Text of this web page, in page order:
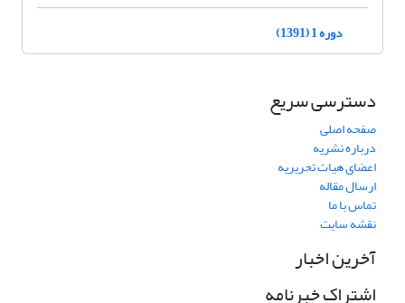
دوره 1 (1391)
دسترسی سریع
صفحه اصلی
درباره نشریه
اعضای هیات تحریریه
ارسال مقاله
تماس با ما
نقشه سایت
آخرین اخبار
اشتراک خبرنامه